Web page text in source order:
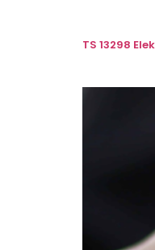
TS 13298